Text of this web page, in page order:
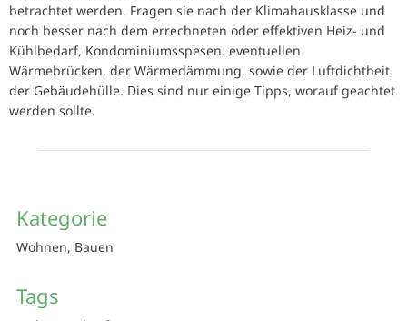
betrachtet werden. Fragen sie nach der Klimahausklasse und
noch besser nach dem errechneten oder effektiven Heiz- und
Kühlbedarf, Kondominiumsspesen, eventuellen
Wärmebrücken, der Wärmedämmung, sowie der Luftdichtheit
der Gebäudehülle. Dies sind nur einige Tipps, worauf geachtet
werden sollte.
Kategorie
Wohnen, Bauen
Tags